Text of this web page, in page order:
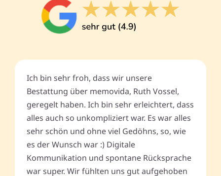
Ich bin sehr froh, dass wir unsere
Bestattung über memovida, Ruth Vossel,
geregelt haben. Ich bin sehr erleichtert, dass
alles auch so unkompliziert war. Es war alles
sehr schön und ohne viel Gedöhns, so, wie
es der Wunsch war :) Digitale
Kommunikation und spontane Rücksprache
war super. Wir fühlten uns gut aufgehoben